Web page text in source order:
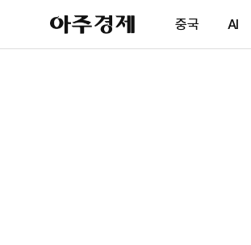
아
주
제
중국 AI